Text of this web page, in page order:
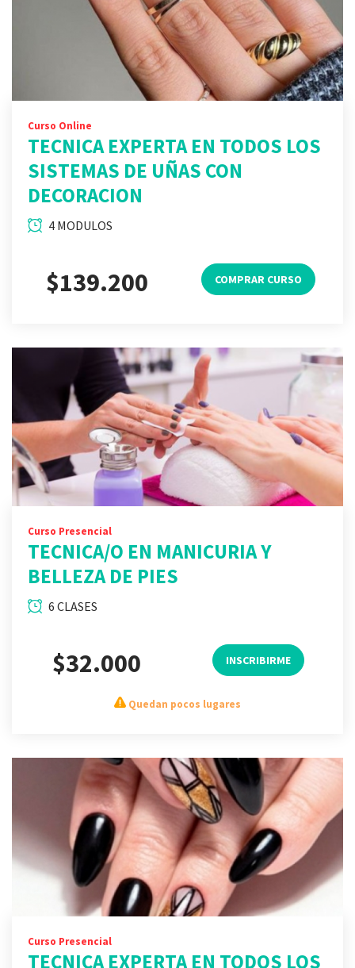
Curso Online
TECNICA EXPERTA EN TODOS LOS
SISTEMAS DE UÑAS CON
DECORACION
4 MODULOS
$139.200 COMPRAR CURSO
Curso Presencial
TECNICA/O EN MANICURIA Y
BELLEZA DE PIES
6 CLASES
$32.000 INSCRIBIRME
Quedan pocos lugares
Curso Presencial
TECNICA EXPERTA EN TODOS LOS